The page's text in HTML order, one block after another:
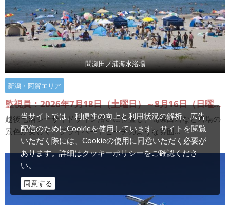
間瀬田ノ浦海水浴場
新潟・阿賀エリア
監視員：2026年7月18日（土曜日）～8月16日（日曜日）
越後七浦シーサイドライン沿いに位置し、間瀬白岩など岩場の
景色が美しく、プライベートビーチのような雰囲...
当サイトでは、利便性の向上と利用状況の解析、広告
配信のためにCookieを使用しています。サイトを閲覧
いただく際には、Cookieの使用に同意いただく必要が
あります。詳細はクッキーポリシーをご確認くださ
い。
同意する